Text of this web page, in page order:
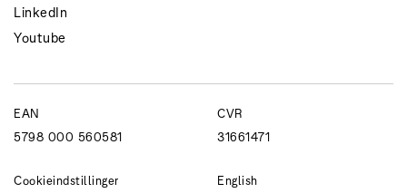
LinkedIn
Youtube
EAN
5798 000 560581
CVR
31661471
Cookieindstillinger English